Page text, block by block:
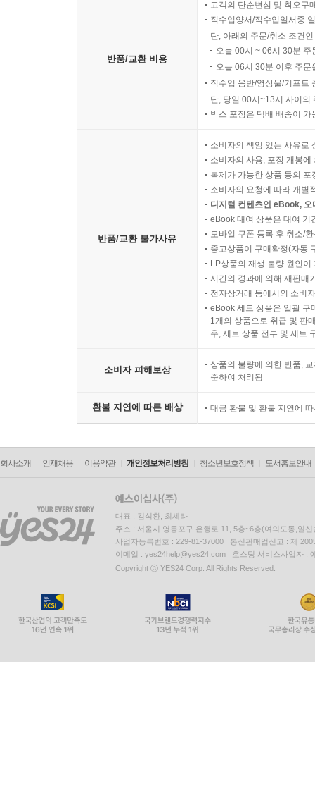
반품/교환 비용
고객의 단순변심 및 착오구
직수입양서/직수입일서중
단, 아래의 주문/취소 조건
오늘 00시 ~ 06시 30분
오늘 06시 30분 이후 주
직수입 음반/영상물/기프트
단, 당일 00시~13시 사이의
박스 포장은 택배 배송이
반품/교환 불가사유
소비자의 책임 있는 사유로
소비자의 사용, 포장 개봉
복제가 가능한 상품 등의
소비자의 요청에 따라 개별
디지털 컨텐츠인 eBook,
eBook 대여 상품은 대여 기
모바일 쿠폰 등록 후 취소/
중고상품이 구매확정(자동
LP상품의 재생 불량 원인
시간의 경과에 의해 재판매
전자상거래 등에서의 소비
eBook 세트 상품은 일괄 구
1개의 상품으로 취급 및 판
우, 세트 상품 전부 및 세트
소비자 피해보상
상품의 불량에 의한 반품,
준하여 처리됨
환불 지연에 따른 배상 대금 환불 및 환불 지연에
회사소개 인재채용 이용약관 개인정보처리방침 청소년보호정책 도서홍보안내
대표 : 김석환, 최세라
주소 : 서울시 영등포구 은행로 11, 5층~6층(여의도동,일신
사업자등록번호 : 229-81-37000 통신판매업신고 : 제
이메일 : yes24help@yes24.com 호스팅 서비스사업자 :
Copyright ⓒ YES24 Corp. All Rights Reserved.